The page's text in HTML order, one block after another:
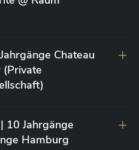
Chateau
(Private
| 10 Jahrgänge
Hamburg